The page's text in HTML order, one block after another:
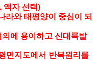
액자 선택)
라와 태평양이 중심이 되
에 용이하고 신대륙발
면지도에서 반복원리를